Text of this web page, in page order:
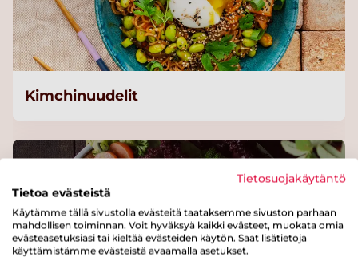
Kimchinuudelit
Tietosuojakäytäntö
Tietoa evästeistä
Käytämme tällä sivustolla evästeitä taataksemme sivuston parhaan
mahdollisen toiminnan. Voit hyväksyä kaikki evästeet, muokata omia
evästeasetuksiasi tai kieltää evästeiden käytön. Saat lisätietoja
käyttämistämme evästeistä avaamalla asetukset.